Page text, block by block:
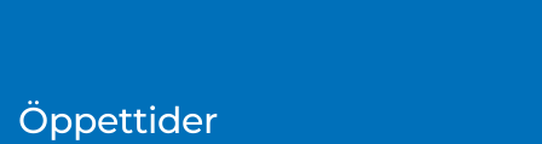
Öppettider